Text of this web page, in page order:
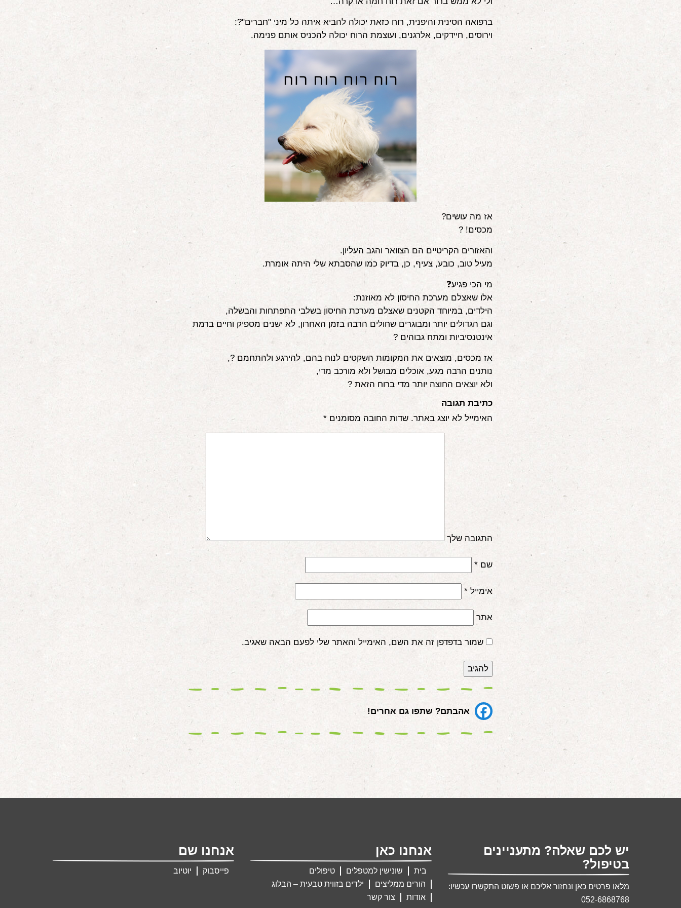
ברפואה הסינית והיפנית, רוח כזאת יכולה להביא איתה כל מיני "חברים"?:
וירוסים, חיידקים, אלרגנים, ועוצמת הרוח יכולה להכניס אותם פנימה.
אז מה עושים?
מכסים! ?
והאזורים הקריטיים הם הצוואר והגב העליון.
מעיל טוב, כובע, צעיף, כן, בדיוק כמו שהסבתא שלי היתה אומרת.
מי הכי פגיע❓
אלו שאצלם מערכת החיסון לא מאוזנת:
הילדים, במיוחד הקטנים שאצלם מערכת החיסון בשלבי התפתחות והבשלה,
וגם הגדולים יותר ומבוגרים שחולים הרבה בזמן האחרון, לא ישנים מספיק וחיים ברמת
אינטנסיביות ומתח גבוהים ?
אז מכסים, מוצאים את המקומות השקטים לנוח בהם, להירגע ולהתחמם ?,
נותנים הרבה מגע, אוכלים מבושל ולא מורכב מדי,
ולא יוצאים החוצה יותר מדי ברוח הזאת ?️
כתיבת תגובה
האימייל לא יוצג באתר. שדות החובה מסומנים *
התגובה שלך
שם *
אימייל *
אתר
שמור בדפדפן זה את השם, האימייל והאתר שלי לפעם הבאה שאגיב.
אהבתם? שתפו גם אחרים!
יש לכם שאלה? מתעניינים
בטיפול?
מלאו פרטים כאן ונחזור אליכם או פשוט התקשרו עכשיו:
052-6868768
אנחנו כאן
בית שונישין למטפלים
טיפולים
הורים ממליצים
ילדים בזווית טבעית – הבלוג
אודות
צור קשר
אנחנו שם
פייסבוק יוטיוב